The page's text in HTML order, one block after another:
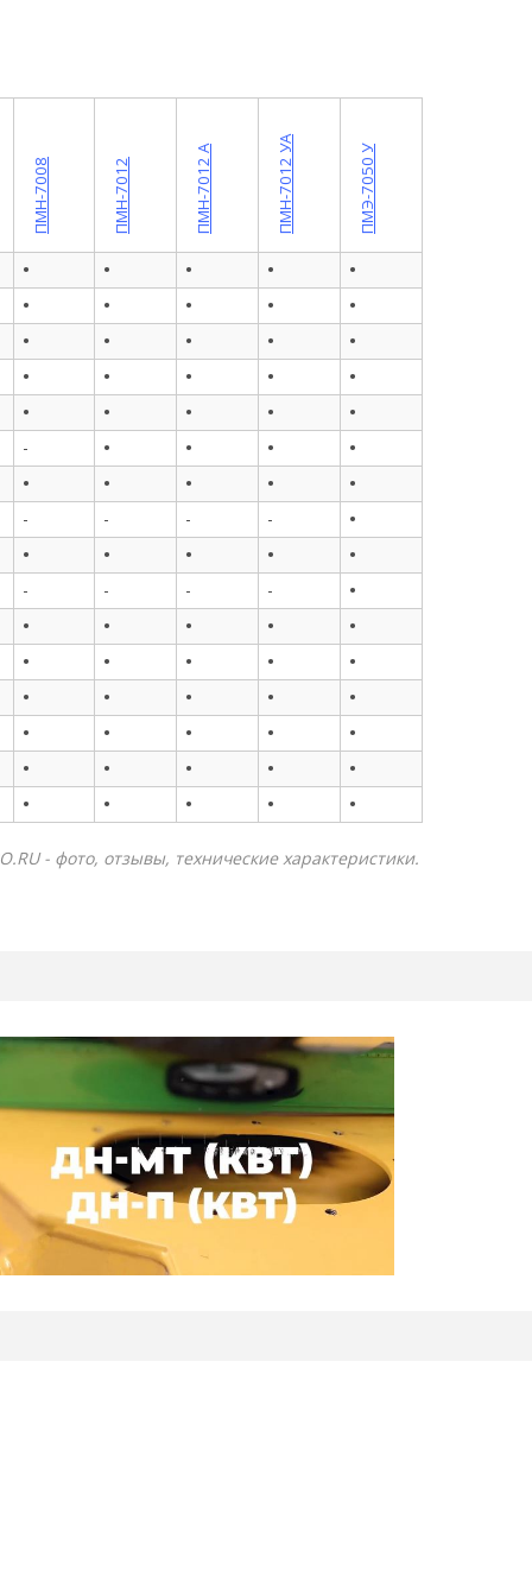
ПМН-7008 ПМН-7012 ПМН-7012 А ПМН-7012 УА ПМЭ-7050 У
• • • • •
• • • • •
• • • • •
• • • • •
• • • • •
- • • • •
• • • • •
- - - - •
• • • • •
- - - - •
• • • • •
• • • • •
• • • • •
• • • • •
• • • • •
• • • • •
- фото, отзывы, технические характеристики.